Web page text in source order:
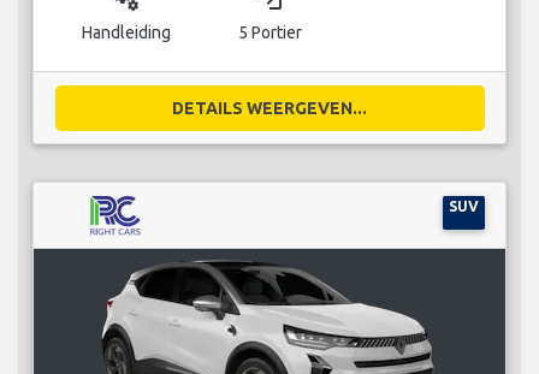
Handleiding 5 Portier
DETAILS WEERGEVEN...
SUV